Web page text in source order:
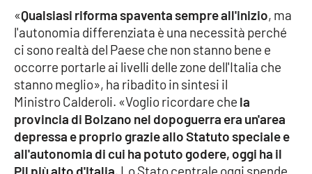
Destinazioni
Food
Storie
LAC
NETWORK
«Qualsiasi riforma spaventa sempre all'inizio, ma
l'autonomia differenziata è una necessità perché
ci sono realtà del Paese che non stanno bene e
occorre portarle ai livelli delle zone dell'Italia che
stanno meglio», ha ribadito in sintesi il
Ministro Calderoli. «Voglio ricordare che la
provincia di Bolzano nel dopoguerra era un'area
depressa e proprio grazie allo Statuto speciale e
all'autonomia di cui ha potuto godere, oggi ha il
Pil più alto d'Italia. Lo Stato centrale oggi spende